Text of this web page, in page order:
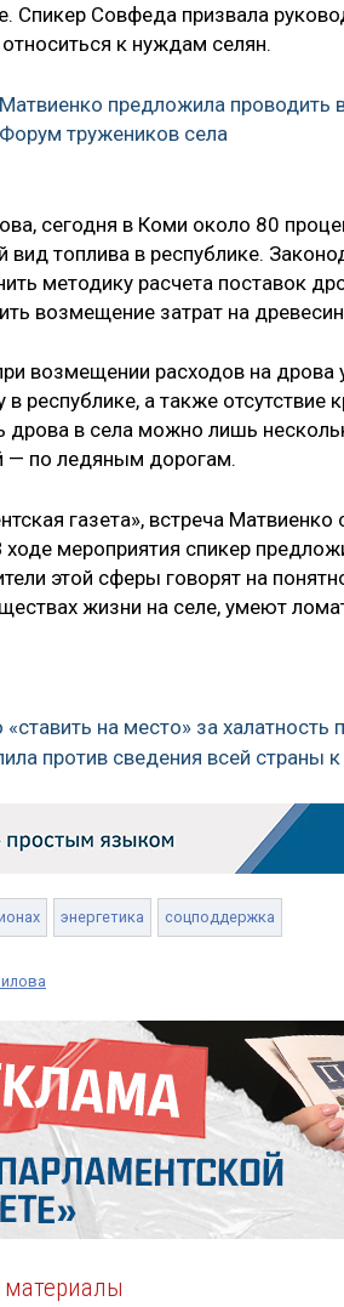
Спикер Совфеда призвала
к нуждам селян.
Матвиенко предложила проводить
Форум тружеников села
сегодня в Коми около 80
топлива в республике.
методику расчета поставок
возмещение затрат на
возмещении расходов на дрова
в республике, а также
дрова в села можно лишь
— по ледяным дорогам.
газета», встреча
ходе мероприятия спикер
этой сферы говорят на
жизни на селе, умеют
на место» за
против сведения всей страны
энергетика соцподдержка